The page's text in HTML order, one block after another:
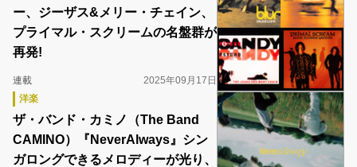
ー、ジーザス&メリー・チェイン、
プライマル・スクリームの名盤群が
再発!
連載
2025年09月17日
洋楽
ザ・バンド・カミノ（The Band
CAMINO）『NeverAlways』シン
ガロングできるメロディーが光り、